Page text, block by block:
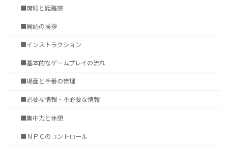
■席順と距離感
■開始の挨拶
■インストラクション
■基本的なゲームプレイの流れ
■場面と手番の管理
■必要な情報・不必要な情報
■集中力と休憩
■ＮＰＣのコントロール